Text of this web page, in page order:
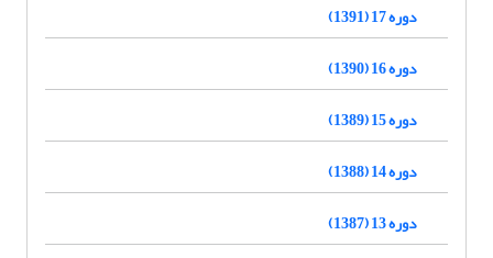
دوره 17 (1391)
دوره 16 (1390)
دوره 15 (1389)
دوره 14 (1388)
دوره 13 (1387)